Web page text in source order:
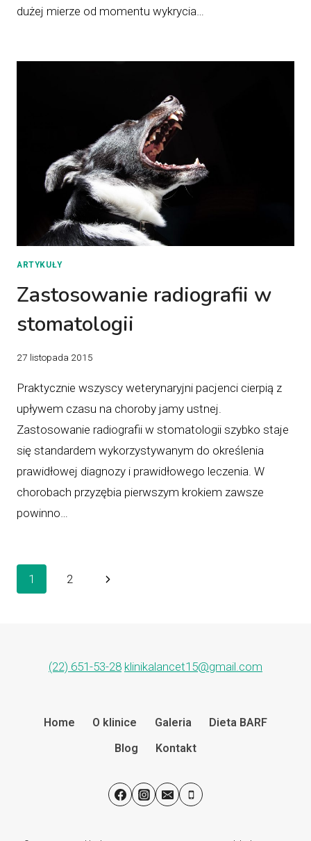
dużej mierze od momentu wykrycia…
ARTYKUŁY
Zastosowanie radiografii w
stomatologii
27 listopada 2015
Praktycznie wszyscy weterynaryjni pacjenci cierpią z
upływem czasu na choroby jamy ustnej.
Zastosowanie radiografii w stomatologii szybko staje
się standardem wykorzystywanym do określenia
prawidłowej diagnozy i prawidłowego leczenia. W
chorobach przyzębia pierwszym krokiem zawsze
powinno…
Nawigacja
1 2
Następna
(22) 651-53-28 klinikalancet15@gmail.com
Home O klinice Galeria
Dieta BARF
Blog
Kontakt